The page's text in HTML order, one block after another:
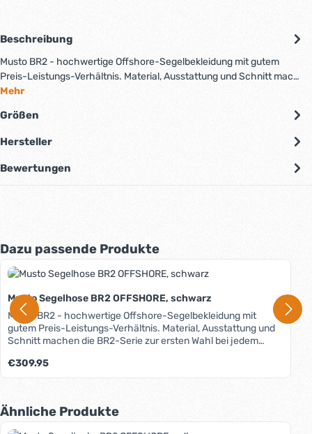
Beschreibung
Musto BR2 - hochwertige Offshore-Segelbekleidung mit gutem
Preis-Leistungs-Verhältnis. Material, Ausstattung und Schnitt mac…
Mehr
Größen
Hersteller
Bewertungen
Produktgalerie überspringen
Dazu passende Produkte
Musto Segelhose BR2 OFFSHORE, schwarz
Musto BR2 - hochwertige Offshore-Segelbekleidung mit
gutem Preis-Leistungs-Verhältnis. Material, Ausstattung und
Schnitt machen die BR2-Serie zur ersten Wahl bei jedem
Das BR2 Performance-Gewebe besteht aus
widerstandsfähigem, abriebfestem Polyamid, das mit einer
Struktur lässt Wasserdampf nach außen entweichen, ohne
Wind und Wasser hineinzulassen. Die hydrophilen
Eigenschaften der Membran verstärken die Diffusion von
Regulärer Preis:
€309.95
Produktgalerie überspringen
Ähnliche Produkte